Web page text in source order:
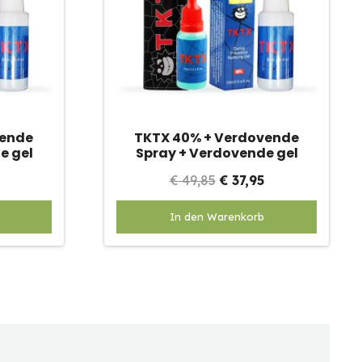
gel
37,95.
TKTX 40% + Verdovende
Spray + Verdovende gel
€49,85 Oorspronkelijke
prijs
was:
€ 49,85.
€37,95Huidige
prijs
is:
€ 37,95.
In den Warenkorb